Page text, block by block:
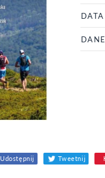
Udostępnij Tweetnij